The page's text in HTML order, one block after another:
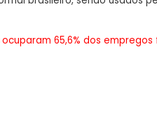
65,6% dos empregos